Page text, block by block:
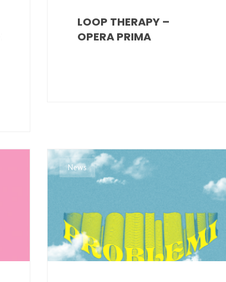
LOOP THERAPY –
OPERA PRIMA
News